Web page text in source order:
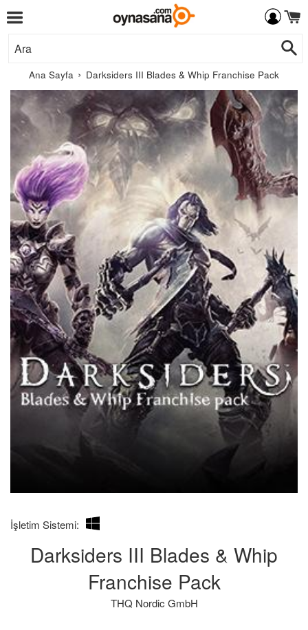
Menü
Ana Sayfa › Darksiders III Blades & Whip Franchise Pack
THQ
Nordic
GmbH
Darksiders III Blades & Whip
Franchise Pack
THQ Nordic GmbH
İşletim Sistemi: